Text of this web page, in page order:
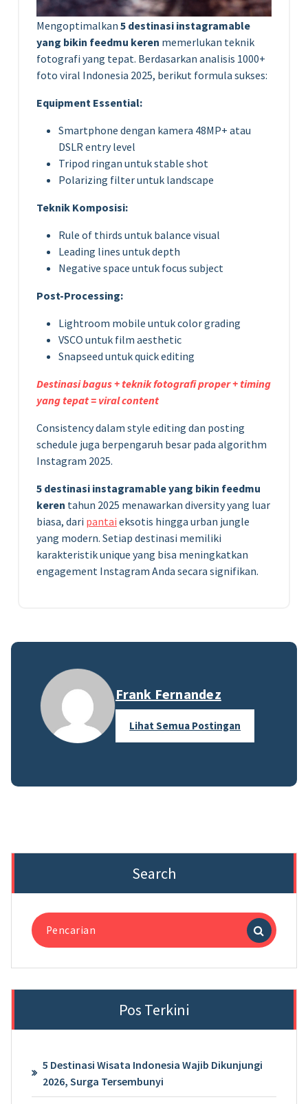
Mengoptimalkan 5 destinasi instagramable
yang bikin feedmu keren memerlukan teknik
fotografi yang tepat. Berdasarkan analisis 1000+
foto viral Indonesia 2025, berikut formula sukses:
Equipment Essential:
Smartphone dengan kamera 48MP+ atau
DSLR entry level
Tripod ringan untuk stable shot
Polarizing filter untuk landscape
Teknik Komposisi:
Rule of thirds untuk balance visual
Leading lines untuk depth
Negative space untuk focus subject
Post-Processing:
Lightroom mobile untuk color grading
VSCO untuk film aesthetic
Snapseed untuk quick editing
Destinasi bagus + teknik fotografi proper + timing
yang tepat = viral content
Consistency dalam style editing dan posting
schedule juga berpengaruh besar pada algorithm
Instagram 2025.
5 destinasi instagramable yang bikin feedmu
keren tahun 2025 menawarkan diversity yang luar
biasa, dari pantai eksotis hingga urban jungle
yang modern. Setiap destinasi memiliki
karakteristik unique yang bisa meningkatkan
engagement Instagram Anda secara signifikan.
Frank Fernandez
Lihat Semua Postingan
Search
Pencarian
untuk:
Pos Terkini
5 Destinasi Wisata Indonesia Wajib Dikunjungi
2026, Surga Tersembunyi